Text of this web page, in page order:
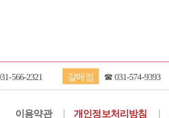
566-2321 갈매점 ☎ 031-574-9393
이용약관 개인정보처리방침